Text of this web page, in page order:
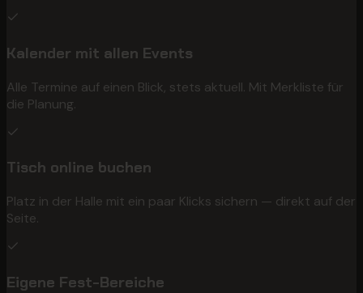
Kalender mit allen Events
Alle Termine auf einen Blick, stets aktuell. Mit Merkliste für
die Planung.
Tisch online buchen
Platz in der Halle mit ein paar Klicks sichern — direkt auf der
Seite.
Eigene Fest-Bereiche